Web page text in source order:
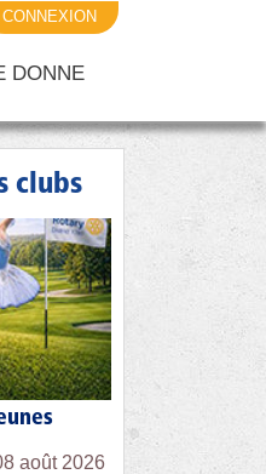
CONNEXION
DONNE
clubs
août 2026